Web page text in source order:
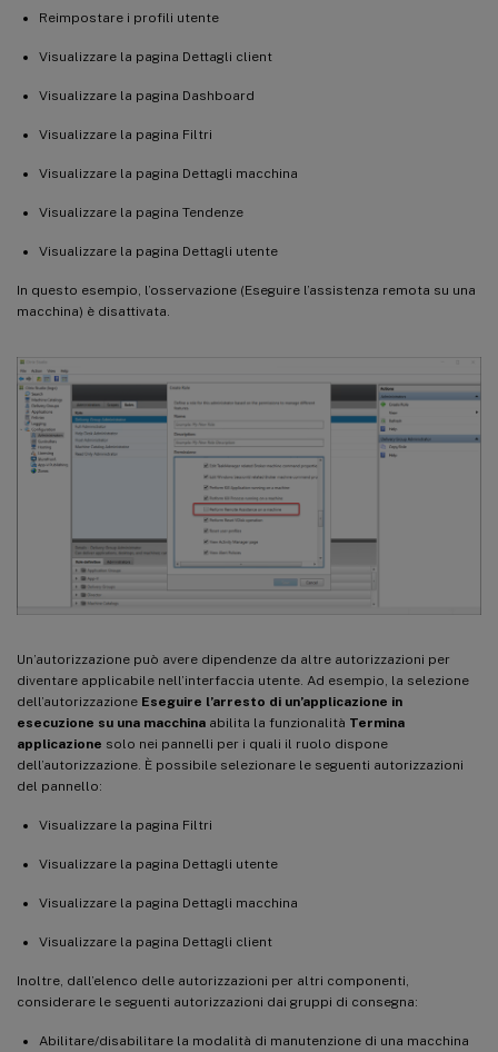
Reimpostare i profili utente
Visualizzare la pagina Dettagli client
Visualizzare la pagina Dashboard
Visualizzare la pagina Filtri
Visualizzare la pagina Dettagli macchina
Visualizzare la pagina Tendenze
Visualizzare la pagina Dettagli utente
In questo esempio, l’osservazione (Eseguire l’assistenza remota su una
macchina) è disattivata.
Un’autorizzazione può avere dipendenze da altre autorizzazioni per
diventare applicabile nell’interfaccia utente. Ad esempio, la selezione
dell’autorizzazione Eseguire l’arresto di un’applicazione in
esecuzione su una macchina abilita la funzionalità Termina
applicazione solo nei pannelli per i quali il ruolo dispone
dell’autorizzazione. È possibile selezionare le seguenti autorizzazioni
del pannello:
Visualizzare la pagina Filtri
Visualizzare la pagina Dettagli utente
Visualizzare la pagina Dettagli macchina
Visualizzare la pagina Dettagli client
Inoltre, dall’elenco delle autorizzazioni per altri componenti,
considerare le seguenti autorizzazioni dai gruppi di consegna:
Abilitare/disabilitare la modalità di manutenzione di una macchina